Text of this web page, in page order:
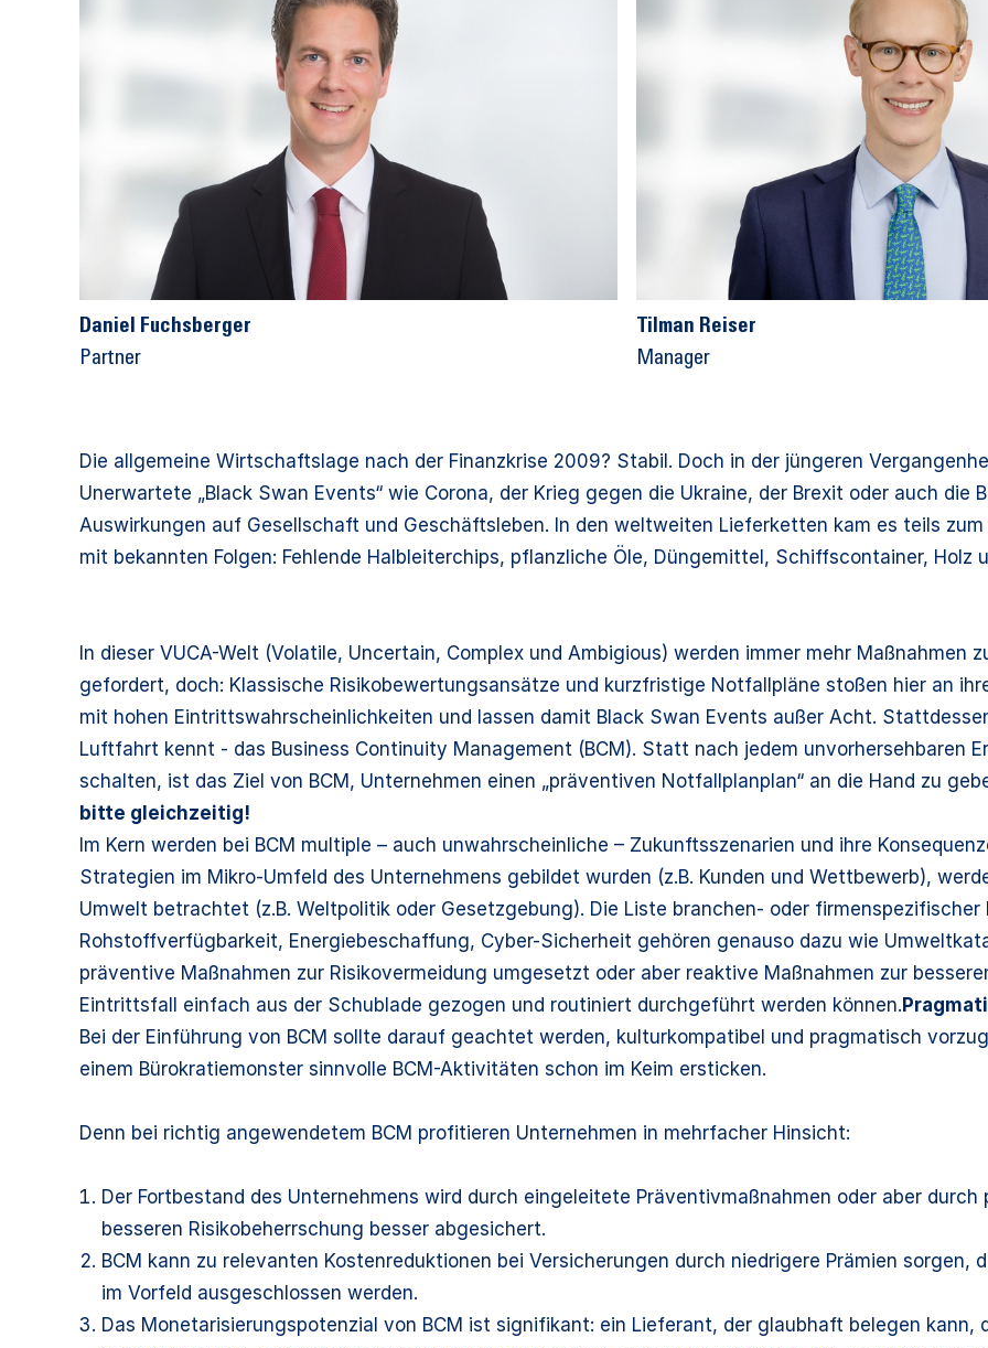
Daniel Fuchsberger
Partner
Tilman Reiser
Manager
Die allgemeine Wirtschaftslage nach der Finanzkrise 2009? Stabil. Doch in der jüngeren
Unerwartete „Black Swan Events“ wie Corona, der Krieg gegen die Ukraine, der Brexit oder auch die
Auswirkungen auf Gesellschaft und Geschäftsleben. In den weltweiten Lieferketten kam es teils
mit bekannten Folgen: Fehlende Halbleiterchips, pflanzliche Öle, Düngemittel, Schiffscontainer, Holz
In dieser VUCA-Welt (Volatile, Uncertain, Complex und Ambigious) werden immer mehr Maßnahmen
gefordert, doch: Klassische Risikobewertungsansätze und kurzfristige Notfallpläne stoßen hier an
mit hohen Eintrittswahrscheinlichkeiten und lassen damit Black Swan Events außer Acht.
Luftfahrt kennt - das Business Continuity Management (BCM). Statt nach jedem unvorhersehbaren
schalten, ist das Ziel von BCM, Unternehmen einen „präventiven Notfallplanplan“ an die Hand zu
bitte gleichzeitig!
Im Kern werden bei BCM multiple – auch unwahrscheinliche – Zukunftsszenarien und ihre
Strategien im Mikro-Umfeld des Unternehmens gebildet wurden (z.B. Kunden und Wettbewerb),
Umwelt betrachtet (z.B. Weltpolitik oder Gesetzgebung). Die Liste branchen- oder firmenspezifischer
Rohstoffverfügbarkeit, Energiebeschaffung, Cyber-Sicherheit gehören genauso dazu wie
präventive Maßnahmen zur Risikovermeidung umgesetzt oder aber reaktive Maßnahmen zur
Eintrittsfall einfach aus der Schublade gezogen und routiniert durchgeführt werden können.
Bei der Einführung von BCM sollte darauf geachtet werden, kulturkompatibel und pragmatisch
einem Bürokratiemonster sinnvolle BCM-Aktivitäten schon im Keim ersticken.
Denn bei richtig angewendetem BCM profitieren Unternehmen in mehrfacher Hinsicht:
Der Fortbestand des Unternehmens wird durch eingeleitete Präventivmaßnahmen oder aber
besseren Risikobeherrschung besser abgesichert.
BCM kann zu relevanten Kostenreduktionen bei Versicherungen durch niedrigere Prämien
im Vorfeld ausgeschlossen werden.
Das Monetarisierungspotenzial von BCM ist signifikant: ein Lieferant, der glaubhaft belegen